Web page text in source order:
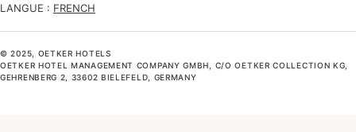
LANGUE : FRENCH
© 2025, OETKER HOTELS
OETKER HOTEL MANAGEMENT COMPANY GMBH, C/O OETKER COLLECTION KG,
GEHRENBERG 2, 33602 BIELEFELD, GERMANY